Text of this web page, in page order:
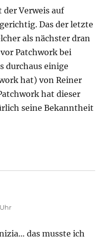
Verweis auf
Das der letzte
als nächster dran
Patchwork bei
durchaus einige
hat) von Reiner
hat dieser
seine Bekanntheit
das musste ich